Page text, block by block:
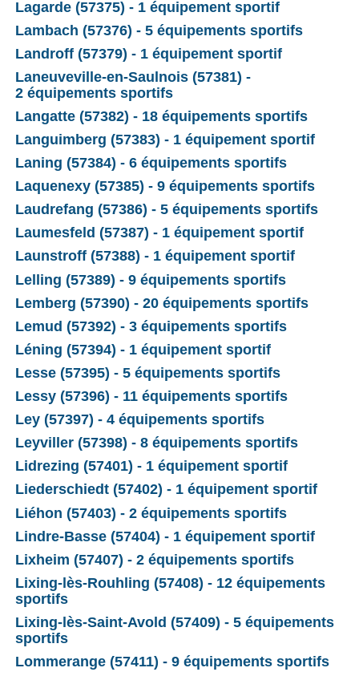
Lagarde (57375) - 1 équipement sportif
Lambach (57376) - 5 équipements sportifs
Landroff (57379) - 1 équipement sportif
Laneuveville-en-Saulnois (57381) -
2 équipements sportifs
Langatte (57382) - 18 équipements sportifs
Languimberg (57383) - 1 équipement sportif
Laning (57384) - 6 équipements sportifs
Laquenexy (57385) - 9 équipements sportifs
Laudrefang (57386) - 5 équipements sportifs
Laumesfeld (57387) - 1 équipement sportif
Launstroff (57388) - 1 équipement sportif
Lelling (57389) - 9 équipements sportifs
Lemberg (57390) - 20 équipements sportifs
Lemud (57392) - 3 équipements sportifs
Léning (57394) - 1 équipement sportif
Lesse (57395) - 5 équipements sportifs
Lessy (57396) - 11 équipements sportifs
Ley (57397) - 4 équipements sportifs
Leyviller (57398) - 8 équipements sportifs
Lidrezing (57401) - 1 équipement sportif
Liederschiedt (57402) - 1 équipement sportif
Liéhon (57403) - 2 équipements sportifs
Lindre-Basse (57404) - 1 équipement sportif
Lixheim (57407) - 2 équipements sportifs
Lixing-lès-Rouhling (57408) - 12 équipements
sportifs
Lixing-lès-Saint-Avold (57409) - 5 équipements
sportifs
Lommerange (57411) - 9 équipements sportifs